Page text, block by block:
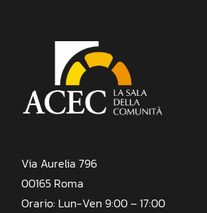
Via Aurelia 796
00165 Roma
Orario: Lun-Ven 9:00 – 17:00